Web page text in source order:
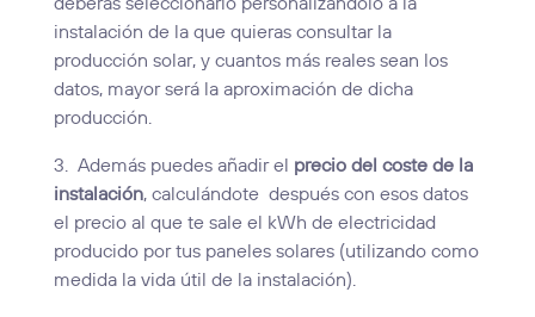
deberás seleccionarlo personalizándolo a la
instalación de la que quieras consultar la
producción solar, y cuantos más reales sean los
datos, mayor será la aproximación de dicha
producción.
3. Además puedes añadir el precio del coste de la
instalación, calculándote después con esos datos
el precio al que te sale el kWh de electricidad
producido por tus paneles solares (utilizando como
medida la vida útil de la instalación).